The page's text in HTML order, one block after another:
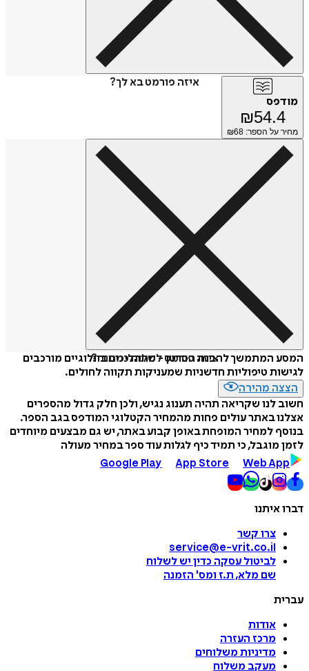
איזה פורמט בא לך?
מודפס
₪54.4
מחיר על הספר: ₪ 68
איזה פורמט לשלוח כמתנה?
המסע המתמשך להבנת הסרטן - מתהליכים ביולוגיים מורכבים
לגישות טיפוליות חדשניות שמעניקות תקווה לחולים.
הצצה מהירה
חשוב לנו שקריאה תהיה תענוג נגיש, ולכן חלק גדול מהספרים
אצלנו באתר עולים פחות מהמחיר הקטלוגי המודפס בגב הספר.
בנוסף למחיר המופחת באופן קבוע באתר, יש גם מבצעים מיוחדים
לזמן מוגבל, כי תמיד כיף לגלות עוד ספר במחיר מעולה
Google Play
App Store Web App
דברו איתנו
צרו קשר
service@e-vrit.co.il
לביטול עסקה כדין יש לשלוח
שם מלא, ת.ז ומס' הזמנה
עברית
אודות
מרכז העזרה
מדיניות משלוחים
מעקב משלוח